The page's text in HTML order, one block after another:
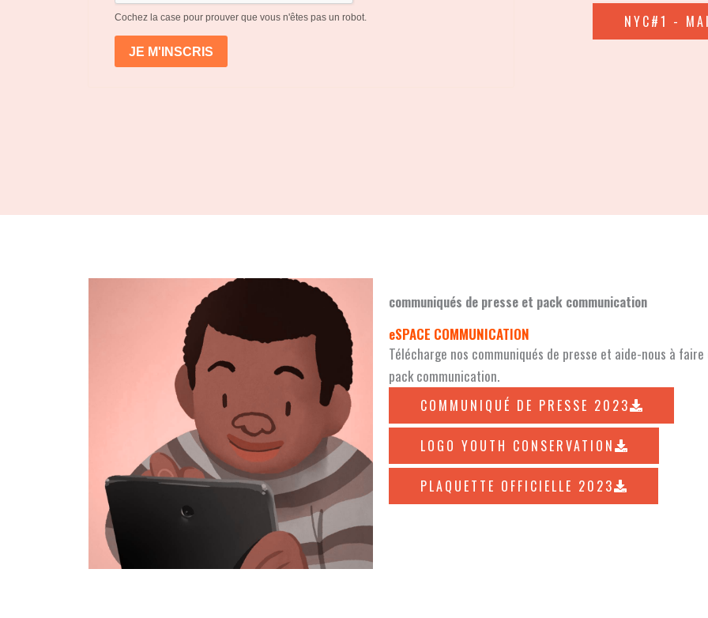
NYC#1 -
communiqués de presse et pack communication​
eSPACE COMMUNICATION
Télécharge nos communiqués de presse et aide-nous à
pack communication.
COMMUNIQUÉ DE PRESSE 2023
LOGO YOUTH CONSERVATION
PLAQUETTE OFFICIELLE 2023